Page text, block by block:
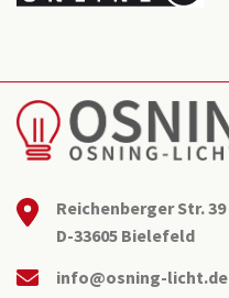
Reichenberger Str. 39
D-33605 Bielefeld
info@osning-licht.de